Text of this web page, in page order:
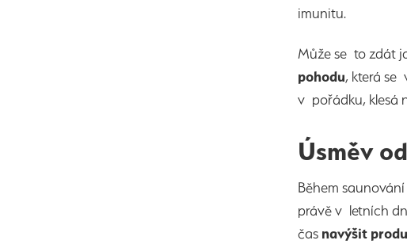
imunitu.
Může se to zdát
pohodu, která se
v pořádku, klesá
Úsměv
Během
právě v letních
čas navýšit